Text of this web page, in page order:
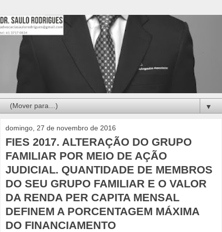
▼
domingo, 27 de novembro de 2016
FIES 2017. ALTERAÇÃO DO GRUPO
FAMILIAR POR MEIO DE AÇÃO
JUDICIAL. QUANTIDADE DE MEMBROS
DO SEU GRUPO FAMILIAR E O VALOR
DA RENDA PER CAPITA MENSAL
DEFINEM A PORCENTAGEM MÁXIMA
DO FINANCIAMENTO